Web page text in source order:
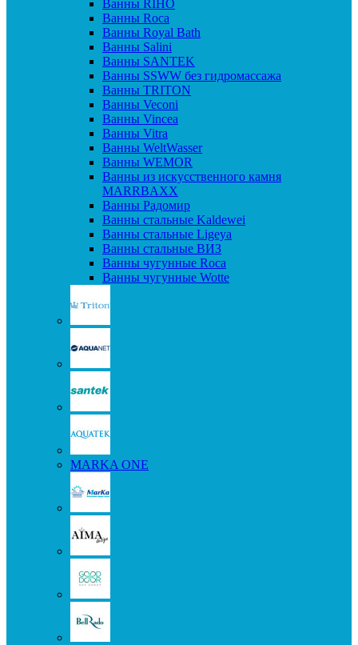
Ванны RIHO
Ванны Roca
Ванны Royal Bath
Ванны Salini
Ванны SANTEK
Ванны SSWW без гидромассажа
Ванны TRITON
Ванны Veconi
Ванны Vincea
Ванны Vitra
Ванны WeltWasser
Ванны WEMOR
Ванны из искусственного камня
MARRBAXX
Ванны Радомир
Ванны стальные Kaldewei
Ванны стальные Ligeya
Ванны стальные ВИЗ
Ванны чугунные Roca
Ванны чугунные Wotte
MARKA ONE